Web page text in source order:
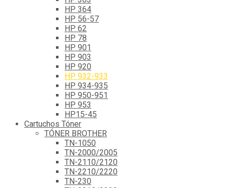
HP 364
HP 56-57
HP 62
HP 78
HP 901
HP 903
HP 920
HP 932-933
HP 934-935
HP 950-951
HP 953
HP15-45
Cartuchos Tóner
TÓNER BROTHER
TN-1050
TN-2000/2005
TN-2110/2120
TN-2210/2220
TN-230